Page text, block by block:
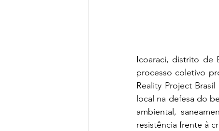
Icoaraci, distrito de
processo coletivo
Reality Project
local na defesa do
ambiental,
resistência frente à